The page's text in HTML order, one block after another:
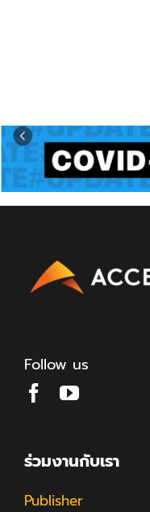
Follow us
ร่วมงานกับเรา
Publisher